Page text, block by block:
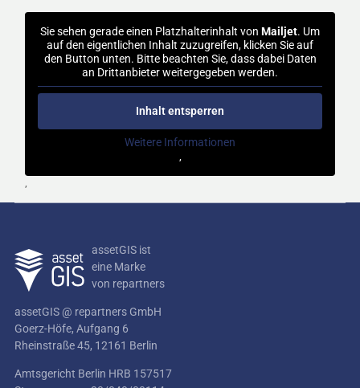
Sie sehen gerade einen Platzhalterinhalt von Mailjet. Um
auf den eigentlichen Inhalt zuzugreifen, klicken Sie auf
den Button unten. Bitte beachten Sie, dass dabei Daten
an Drittanbieter weitergegeben werden.
Inhalt entsperren
Weitere Informationen
assetGIS ist
eine Marke
von repartners
assetGIS @ repartners GmbH
Goerz-Höfe, Aufgang 6
Rheinstraße 45, 12161 Berlin
Amtsgericht Berlin HRB 157517